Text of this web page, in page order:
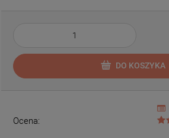
DO KOSZYKA
Ocena: